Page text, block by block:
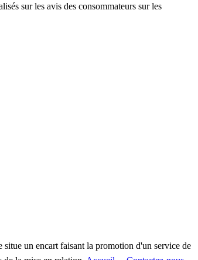
sur les avis des consommateurs sur les
situe un encart faisant la promotion d'un service de